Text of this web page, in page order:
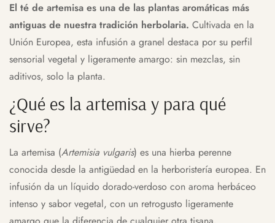
El té de artemisa es una de las plantas aromáticas más
antiguas de nuestra tradición herbolaria. Cultivada en la
Unión Europea, esta infusión a granel destaca por su perfil
sensorial vegetal y ligeramente amargo: sin mezclas, sin
aditivos, solo la planta.
¿Qué es la artemisa y para qué
sirve?
La artemisa (Artemisia vulgaris) es una hierba perenne
conocida desde la antigüedad en la herboristería europea. En
infusión da un líquido dorado-verdoso con aroma herbáceo
intenso y sabor vegetal, con un retrogusto ligeramente